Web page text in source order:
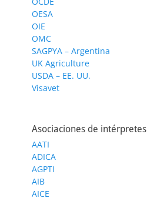
OESA
OIE
OMC
SAGPYA – Argentina
UK Agriculture
USDA – EE. UU.
Visavet
Asociaciones de intérpretes
AATI
ADICA
AGPTI
AIB
AICE